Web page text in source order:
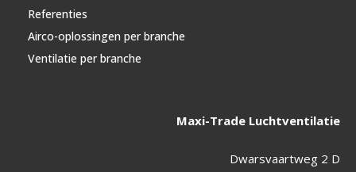
Referenties
Airco-oplossingen per branche
Ventilatie per branche
Maxi-Trade Luchtventilatie
Dwarsvaartweg 2 D